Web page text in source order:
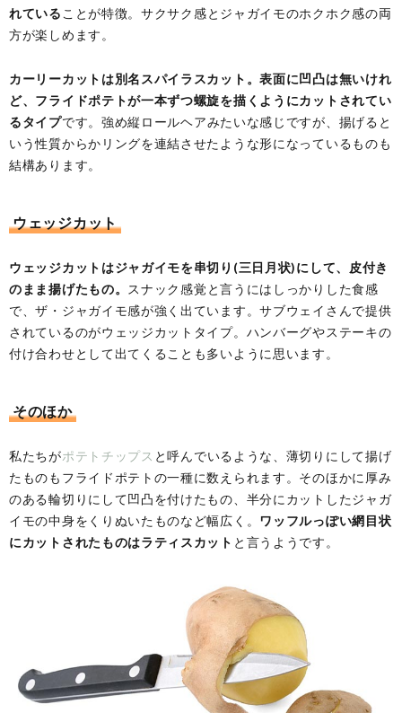
れている ことが特徴。サクサク感とジャガイモのホクホク感の両
方が楽しめます。
カーリーカットは別名スパイラスカット。表面に凹凸は無いけれ
ど、フライドポテトが一本ずつ螺旋を描くようにカットされてい
るタイプです。強め縦ロールヘアみたいな感じですが、揚げると
いう性質からかリングを連結させたような形になっているものも
結構あります。
ウェッジカット
ウェッジカットはジャガイモを串切り(三日月状)にして、皮付き
のまま揚げたもの。 スナック感覚と言うにはしっかりした食感
で、ザ・ジャガイモ感が強く出ています。サブウェイさんで提供
されているのがウェッジカットタイプ。ハンバーグやステーキの
付け合わせとして出てくることも多いように思います。
そのほか
私たちがポテトチップス と呼んでいるような、薄切りにして揚げ
たものもフライドポテトの一種に数えられます。そのほかに厚み
のある輪切りにして凹凸を付けたもの、半分にカットしたジャガ
イモの中身をくりぬいたものなど幅広く。 ワッフルっぽい網目状
にカットされたものはラティスカット と言うようです。